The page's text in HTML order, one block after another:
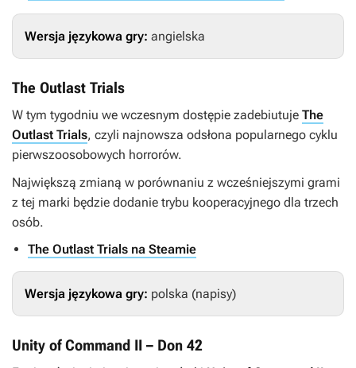
Wersja językowa gry: angielska
The Outlast Trials
W tym tygodniu we wczesnym dostępie zadebiutuje The
Outlast Trials, czyli najnowsza odsłona popularnego cyklu
pierwszoosobowych horrorów.
Największą zmianą w porównaniu z wcześniejszymi grami
z tej marki będzie dodanie trybu kooperacyjnego dla trzech
osób.
The Outlast Trials na Steamie
Wersja językowa gry: polska (napisy)
Unity of Command II – Don 42